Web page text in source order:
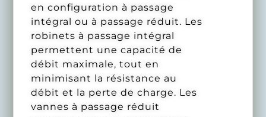
en configuration à passage
intégral ou à passage réduit. Les
robinets à passage intégral
permettent une capacité de
débit maximale, tout en
minimisant la résistance au
débit et la perte de charge. Les
vannes à passage réduit